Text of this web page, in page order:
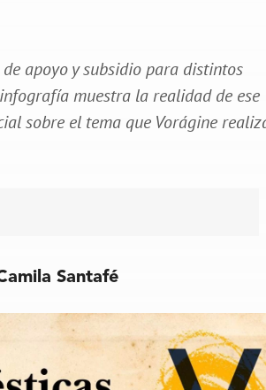
apoyo y subsidio para distintos
muestra la realidad de ese
sobre el tema que Vorágine
Santafé